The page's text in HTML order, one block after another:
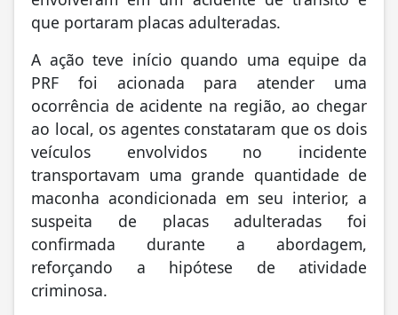
que portaram placas adulteradas.
A ação teve início quando uma equipe da
PRF foi acionada para atender uma
ocorrência de acidente na região, ao chegar
ao local, os agentes constataram que os dois
veículos envolvidos no incidente
transportavam uma grande quantidade de
maconha acondicionada em seu interior, a
suspeita de placas adulteradas foi
confirmada durante a abordagem,
reforçando a hipótese de atividade
criminosa.